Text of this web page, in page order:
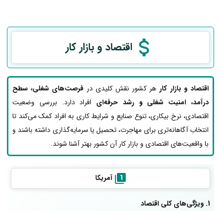
اقتصاد و بازار کار
اقتصاد و بازار کار هر کشور نقش کلیدی در فرصت‌های شغلی، سطح
درآمد، امنیت شغلی و رشد حرفه‌ای افراد دارد. بررسی وضعیت
اقتصادی، نرخ بیکاری، تنوع صنایع و شرایط کاری به افراد کمک می‌کند تا
انتخاب آگاهانه‌تری برای مهاجرت، تحصیل یا سرمایه‌گذاری داشته باشند و
با واقعیت‌های اقتصادی و بازار کار آن کشور بهتر آشنا شوند.
آمریکا
1. ویژگی‌های کلی اقتصاد